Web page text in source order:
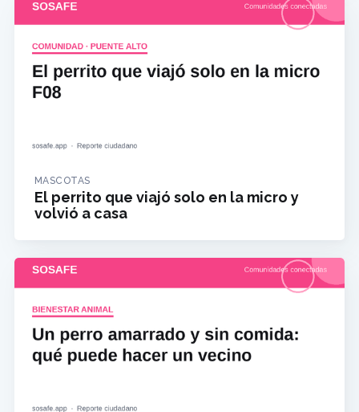
MASCOTAS
El perrito que viajó solo en la micro y
volvió a casa